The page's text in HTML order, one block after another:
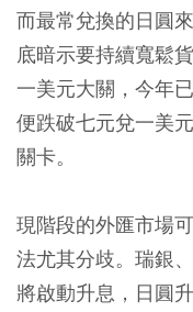
而最常兌換的日圓
底暗示要持續寬鬆
一美元大關，今年
便跌破七元兌一美
關卡。
現階段的外匯市場
法尤其分歧。瑞銀
將啟動升息，日圓